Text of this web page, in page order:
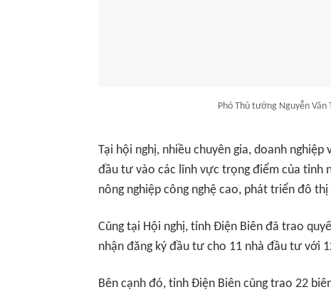
Phó Thủ tướng Nguyễn
Tại hội nghị, nhiều chuyên gia, doanh
đầu tư vào các lĩnh vực trọng điểm của tỉnh
nông nghiệp công nghệ cao, phát triển đô
Cũng tại Hội nghị, tỉnh Điện Biên đã trao
nhận đăng ký đầu tư cho 11 nhà đầu tư với
Bên cạnh đó, tỉnh Điện Biên cũng trao 22